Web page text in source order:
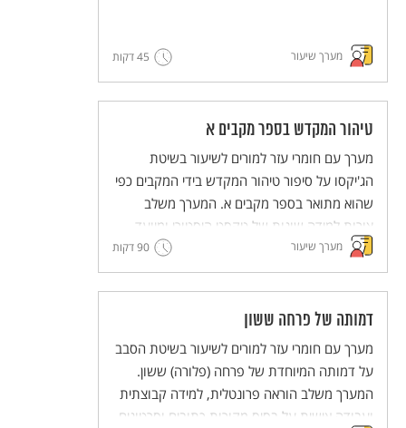
מערך שיעור 45 דקות
טיהור המקדש בספר מקבים א
מערך עם חומרי עזר למורים לשיעור בשיטת
הג'יקסו על סיפור טיהור המקדש בידי המקבים כפי
שהוא מתואר בספר מקבים א. המערך משלב
צורות למידה שונות של טקסט היסטורי ומיועד
לעבודה קבוצתית שבה לכל תלמיד ותלמידה יש
חלק פעיל.
מסדרת מערכי השיעור המדגימים שיטות הוראה
חדשניות והמלוות יחידות ללימוד עצמי של
השיטות הללו (פלפ"ל - פעילות פדגוגית לימודית
למורים)
מערך שיעור 90 דקות
דמותה של פרחה ששון
מערך עם חומרי עזר למורים לשיעור בשיטת הסבב
על דמותה המיוחדת של פרחה (פלורה) ששון.
המערך משלב הוראה פרונטלית, למידה קבוצתית
ועבודה אישית על בסיס מקורות כתובים וסרטונים.